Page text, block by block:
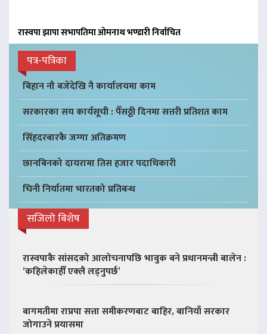
रास्वपा झापा सभापतिमा ओमनाथ भण्डारी निर्वाचित
पत्र-पत्रिका
बिहान नौ बजेदेखि नै कार्यालयमा काम
सरकारका सय कार्यसूची : पैँसठ्ठी दिनमा सत्तरी प्रतिशत काम
सिंहदरबारकै जग्गा अतिक्रमण
छानबिनको दायरामा तिस हजार पदाधिकारी
चिनी निर्यातमा भारतको प्रतिबन्ध
सजिलो बिशेष
रास्वपाकै सांसदको आलोचनापछि भावुक बने प्रधानमन्त्री बालेन :
‘कहिलेकाहीँ एक्लै लड्नुपर्छ’
बागमतीमा राप्रपा सत्ता समीकरणबाट बाहिर, बानियाँ सरकार
जोगाउने प्रयासमा